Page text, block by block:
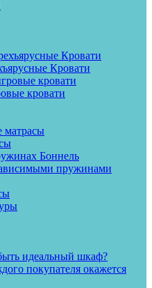
Кровати
кровати
матрасы
Боннель
пружинами
идеальный шкаф?
покупателя окажется